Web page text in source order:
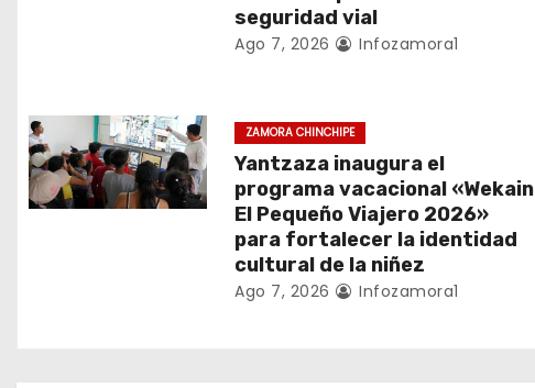
n
t
seguridad vial
Ago 7, 2026 Infozamora1
ZAMORA CHINCHIPE
Yantzaza inaugura el
programa vacacional «Wekain
El Pequeño Viajero 2026»
para fortalecer la identidad
cultural de la niñez
Ago 7, 2026 Infozamora1